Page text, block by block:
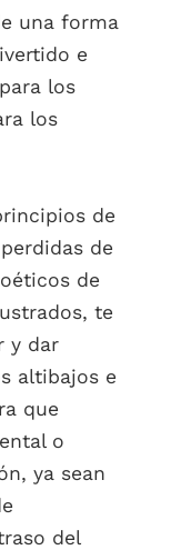
una forma
e
los
los
de
de
de
te
y dar
altibajos e
que
o
ya sean
del